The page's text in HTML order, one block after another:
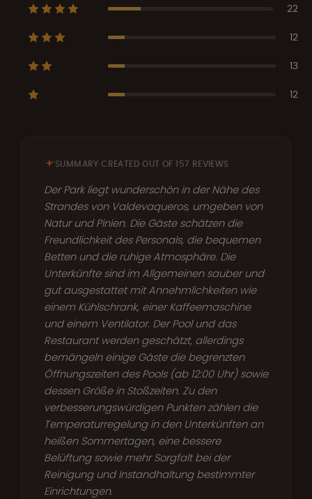
22
12
13
12
SUMMARY CREATED OUT OF 157 REVIEWS
Der Park liegt wunderschön in der Nähe des
Strandes von Valdevaqueros, umgeben von
Natur und Pinien. Die Gäste schätzen die
Freundlichkeit des Personals, die bequemen
Betten und die ruhige Atmosphäre. Die
Unterkünfte sind im Allgemeinen sauber und
gut ausgestattet mit Annehmlichkeiten wie
einem Kühlschrank, einer Kaffeemaschine
und einem Ventilator. Der Pool und das
Restaurant werden geschätzt, allerdings
bemängeln einige Gäste die begrenzten
Öffnungszeiten des Pools (ab 12:00 Uhr) sowie
dessen Größe in Stoßzeiten. Zu den
verbesserungswürdigen Punkten zählen die
Temperaturregelung in den Unterkünften an
heißen Sommertagen, eine bessere
Belüftung sowie mehr Sorgfalt bei der
Reinigung und Instandhaltung bestimmter
Einrichtungen.